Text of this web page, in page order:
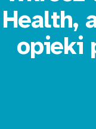
Health,
opieki